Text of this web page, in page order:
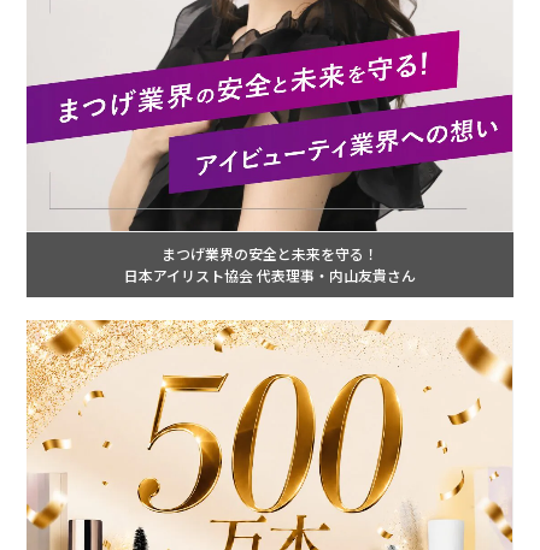
まつげ業界の安全と未来を守る！
日本アイリスト協会 代表理事・内山友貴さん